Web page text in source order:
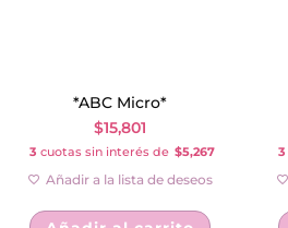
*ABC Micro*
$15,801
3 cuotas sin interés de $5,267
Añadir a la lista de deseos
3